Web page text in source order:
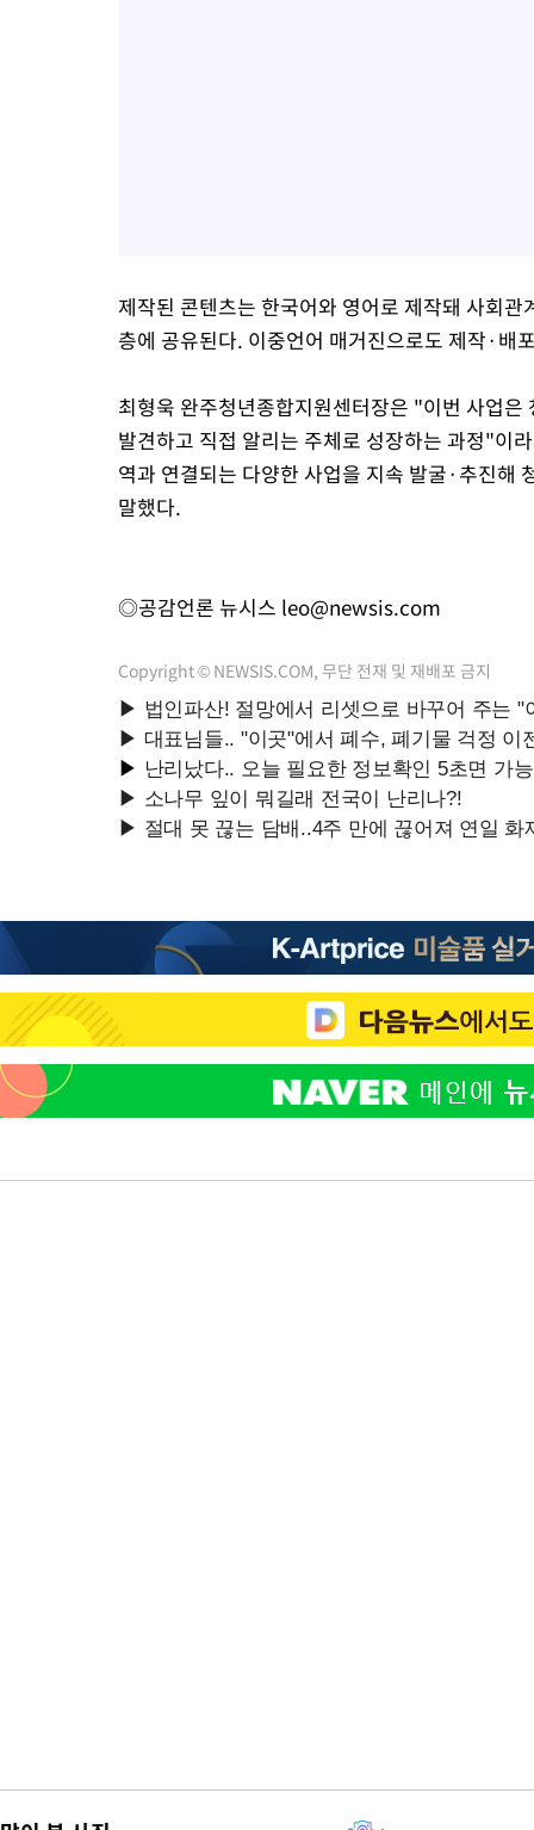
제작된 콘텐츠는 한국어와 영어로 제작돼 사회
층에 공유된다. 이중언어 매거진으로도 제작·배
최형욱 완주청년종합지원센터장은 "이번 사업
발견하고 직접 알리는 주체로 성장하는 과정"이
역과 연결되는 다양한 사업을 지속 발굴·추진해
말했다.
◎공감언론 뉴시스 leo@newsis.com
Copyright © NEWSIS.COM, 무단 전재 및 재배포 금지